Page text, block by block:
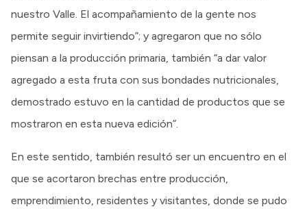
nuestro Valle. El acompañamiento de la gente nos
permite seguir invirtiendo”; y agregaron que no sólo
piensan a la producción primaria, también “a dar valor
agregado a esta fruta con sus bondades nutricionales,
demostrado estuvo en la cantidad de productos que se
mostraron en esta nueva edición”.
En este sentido, también resultó ser un encuentro en el
que se acortaron brechas entre producción,
emprendimiento, residentes y visitantes, donde se pudo